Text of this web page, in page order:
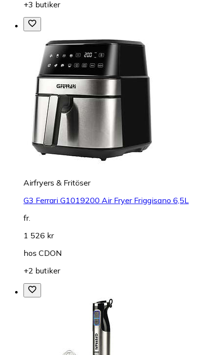
+3 butiker
Airfryers & Fritöser
G3 Ferrari G1019200 Air Fryer Friggisano 6,5L
fr.
1 526 kr
hos CDON
+2 butiker